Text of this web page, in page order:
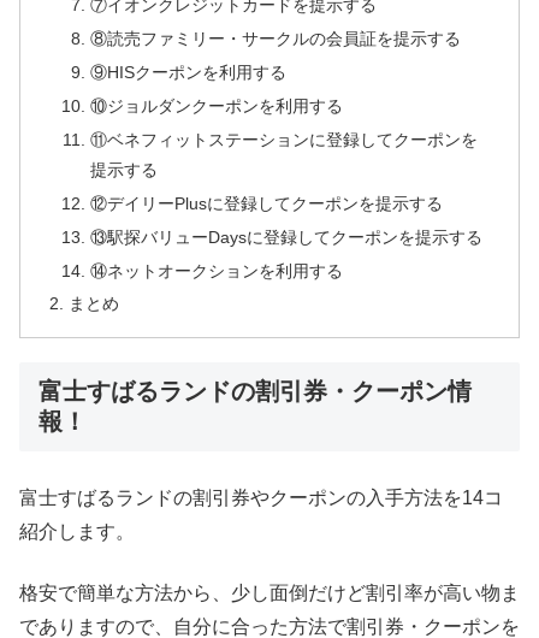
⑦イオンクレジットカードを提示する
⑧読売ファミリー・サークルの会員証を提示する
⑨HISクーポンを利用する
⑩ジョルダンクーポンを利用する
⑪ベネフィットステーションに登録してクーポンを
提示する
⑫デイリーPlusに登録してクーポンを提示する
⑬駅探バリューDaysに登録してクーポンを提示する
⑭ネットオークションを利用する
まとめ
富士すばるランドの割引券・クーポン情
報！
富士すばるランドの割引券やクーポンの入手方法を14コ
紹介します。
格安で簡単な方法から、少し面倒だけど割引率が高い物ま
でありますので、自分に合った方法で割引券・クーポンを